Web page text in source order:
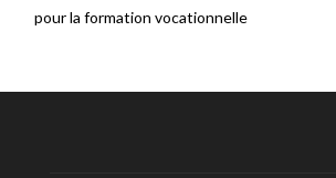
pour la formation vocationnelle